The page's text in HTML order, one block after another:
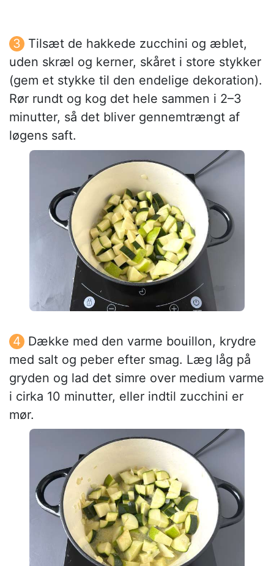
Tilsæt de hakkede zucchini og æblet,
uden skræl og kerner, skåret i store stykker
(gem et stykke til den endelige dekoration).
Rør rundt og kog det hele sammen i 2–3
minutter, så det bliver gennemtrængt af
løgens saft.
Dække med den varme bouillon, krydre
med salt og peber efter smag. Læg låg på
gryden og lad det simre over medium varme
i cirka 10 minutter, eller indtil zucchini er
mør.